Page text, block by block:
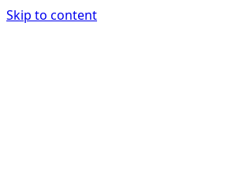
Skip to content